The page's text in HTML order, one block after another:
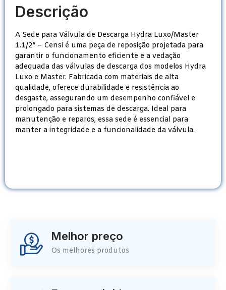
Descrição
A Sede para Válvula de Descarga Hydra Luxo/Master
1.1/2″ – Censi é uma peça de reposição projetada para
garantir o funcionamento eficiente e a vedação
adequada das válvulas de descarga dos modelos Hydra
Luxo e Master. Fabricada com materiais de alta
qualidade, oferece durabilidade e resistência ao
desgaste, assegurando um desempenho confiável e
prolongado para sistemas de descarga. Ideal para
manutenção e reparos, essa sede é essencial para
manter a integridade e a funcionalidade da válvula.
Melhor preço
Os melhores produtos